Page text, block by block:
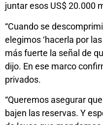
juntar esos US$ 20.000
“Cuando se
elegimos ‘hacerla por
más fuerte la señal de
dijo. En ese marco
privados.
“Queremos asegurar
bajen las reservas. Y